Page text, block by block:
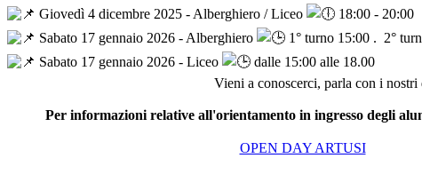
Giovedì 4 dicembre 2025 - Alberghiero / Liceo
18:00 - 20:00
Sabato 17 gennaio 2026 - Alberghiero
1° turno 15:00 . 2°
Sabato 17 gennaio 2026 - Liceo
dalle 15:00 alle 18.00
Vieni a conoscerci, parla con i
Per informazioni relative all'orientamento in ingresso degli
OPEN DAY ARTUSI